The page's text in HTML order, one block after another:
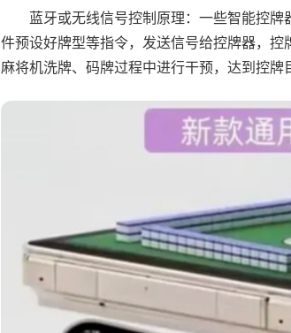
蓝牙或无线信号控制原理：一些智能控
件预设好牌型等指令，发送信号给控牌器，
麻将机洗牌、码牌过程中进行干预，达到控牌